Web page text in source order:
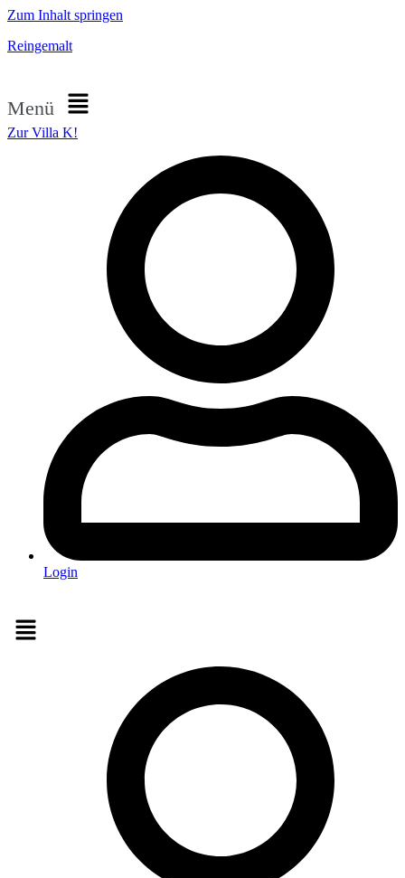
Zum Inhalt springen
Reingemalt
Menü
Zur Villa K!
Login